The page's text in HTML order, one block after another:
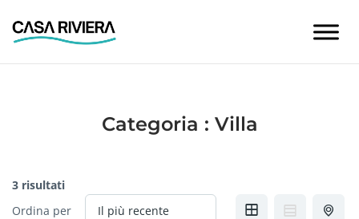
Categoria : Villa
3 risultati
Ordina per